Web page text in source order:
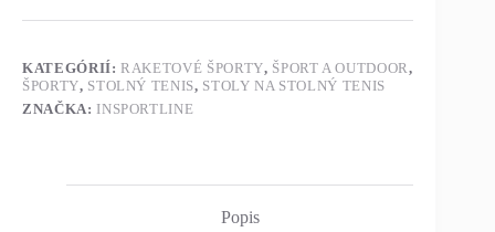
KATEGÓRIÍ:RAKETOVÉ ŠPORTY, ŠPORT A OUTDOOR ,
ŠPORTY, STOLNÝ TENIS, STOLY NA STOLNÝ TENIS
ZNAČKA: INSPORTLINE
Popis